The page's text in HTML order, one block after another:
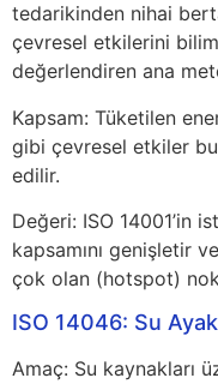
tedarikinden nihai
çevresel etkilerini
değerlendiren ana
Kapsam: Tüketilen
gibi çevresel etkiler
edilir.
Değeri: ISO 14001’in
kapsamını genişletir
çok olan (hotspot)
ISO 14046: Su
Amaç: Su kaynakları